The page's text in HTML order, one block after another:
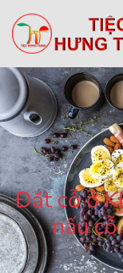
Đặt cỗ ở
nấu